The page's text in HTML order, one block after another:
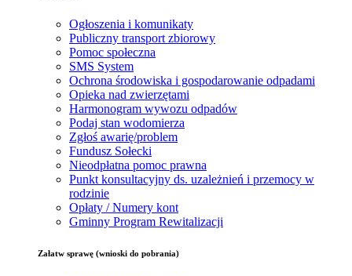
Ogłoszenia i komunikaty
Publiczny transport zbiorowy
Pomoc społeczna
SMS System
Ochrona środowiska i gospodarowanie odpadami
Opieka nad zwierzętami
Harmonogram wywozu odpadów
Podaj stan wodomierza
Zgłoś awarię/problem
Fundusz Sołecki
Nieodpłatna pomoc prawna
Punkt konsultacyjny ds. uzależnień i przemocy w
rodzinie
Opłaty / Numery kont
Gminny Program Rewitalizacji
Załatw sprawę (wnioski do pobrania)